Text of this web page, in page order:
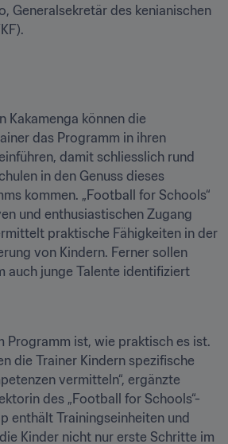
Generalsekretär des kenianischen
Kakamenga können die
das Programm in ihren
damit schliesslich rund
in den Genuss dieses
kommen. „Football for Schools“
und enthusiastischen Zugang
praktische Fähigkeiten in der
von Kindern. Ferner sollen
auch junge Talente identifiziert
Programm ist, wie praktisch es ist.
die Trainer Kindern spezifische
vermitteln“, ergänzte
des „Football for Schools“-
enthält Trainingseinheiten und
Kinder nicht nur erste Schritte im